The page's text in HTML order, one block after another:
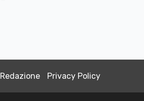
Redazione Privacy Policy